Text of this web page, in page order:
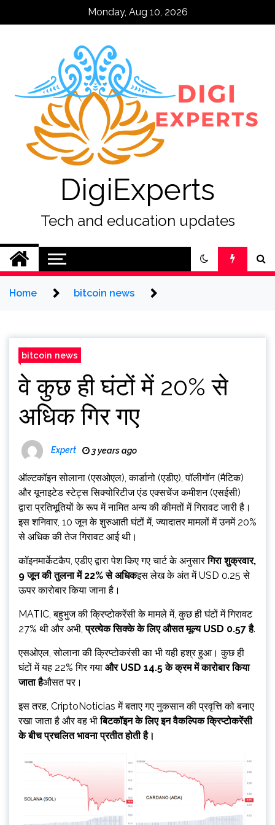
Monday, Aug 10, 2026
DigiExperts
Tech and education updates
Home bitcoin news
bitcoin news
वे कुछ ही घंटों में 20% से
अधिक गिर गए
Expert 3 years ago
ऑल्टकॉइन सोलाना (एसओएल), कार्डानो (एडीए), पॉलीगॉन (मैटिक)
और यूनाइटेड स्टेट्स सिक्योरिटीज एंड एक्सचेंज कमीशन (एसईसी)
द्वारा प्रतिभूतियों के रूप में नामित अन्य की कीमतों में गिरावट जारी है।
इस शनिवार, 10 जून के शुरुआती घंटों में, ज्यादातर मामलों में उनमें 20%
से अधिक की तेज गिरावट आई थी।
कॉइनमार्केटकैप, एडीए द्वारा पेश किए गए चार्ट के अनुसारगिराशुक्रवार,
9 जून की तुलना में 22% से अधिकइस लेख के अंत में USD 0.25 से
ऊपर कारोबार किया जाना है।
MATIC, बहुभुज की क्रिप्टोकरेंसी के मामले में, कुछ ही घंटों में गिरावट
27% थी और अभी,प्रत्येक सिक्के के लिए औसत मूल्य USD 0.57 है.
एसओएल, सोलाना की क्रिप्टोकरंसी का भी यही हश्र हुआ। कुछ ही
घंटों में यह 22% गिर गया और USD 14.5 के क्रम में कारोबार किया
जाता हैऔसत पर।
इस तरह, CriptoNoticias में बताए गए नुकसान की प्रवृत्ति को बनाए
रखा जाता है और वह भीबिटकॉइन के लिए इन वैकल्पिक क्रिप्टोकरेंसी
के बीच प्रचलित भावना प्रतीत होती है।